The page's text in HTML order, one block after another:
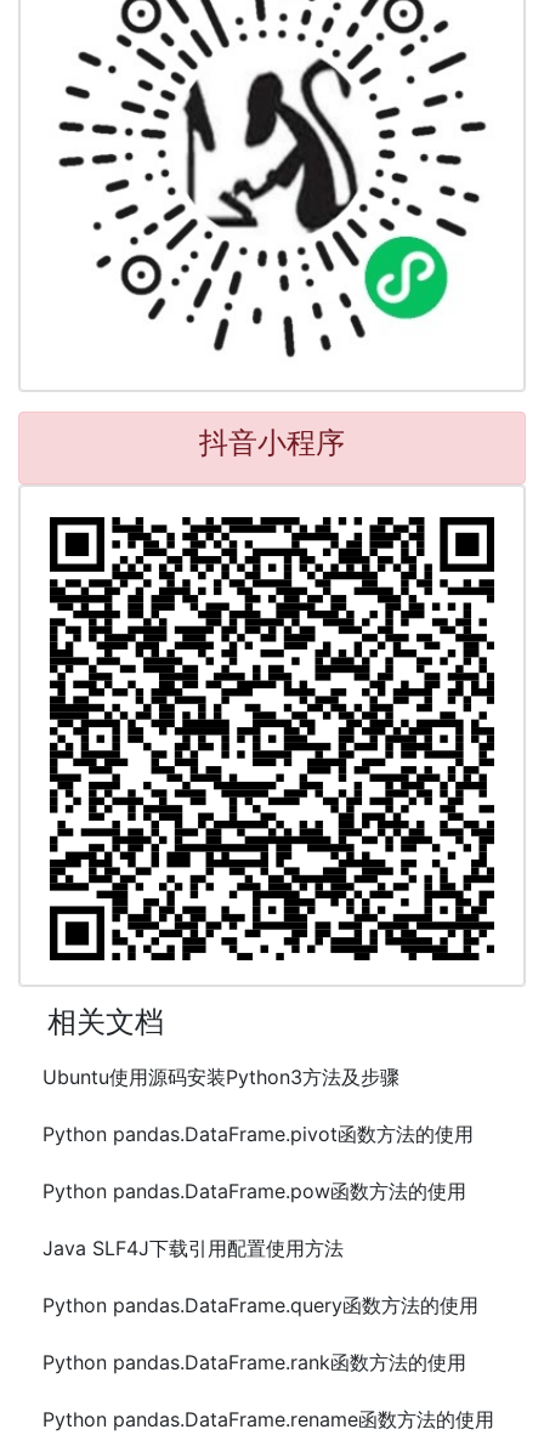
抖音小程序
相关文档
Ubuntu使用源码安装Python3方法及步骤
Python pandas.DataFrame.pivot函数方法的使用
Python pandas.DataFrame.pow函数方法的使用
Java SLF4J下载引用配置使用方法
Python pandas.DataFrame.query函数方法的使用
Python pandas.DataFrame.rank函数方法的使用
Python pandas.DataFrame.rename函数方法的使用